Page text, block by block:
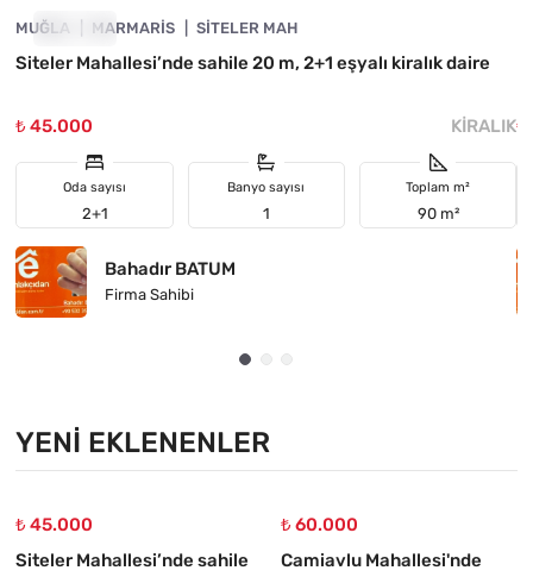
KIRALIK
MUĞLA MARMARIS SITELER MAH
Siteler Mahallesi’nde sahile 20 m, 2+1 eşyalı kiralık daire
₺ 45.000 KIRALIK
Oda sayısı
2+1
Banyo sayısı
1
Toplam m²
90 m²
Bahadır BATUM
Firma Sahibi
₺
YENI EKLENENLER
₺ 45.000
Siteler Mahallesi’nde sahile
₺ 60.000
Camiavlu Mahallesi'nde